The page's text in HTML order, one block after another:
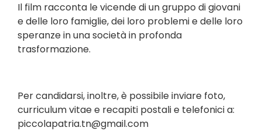
Il film racconta le vicende di un gruppo di giovani
e delle loro famiglie, dei loro problemi e delle loro
speranze in una società in profonda
trasformazione.
Per candidarsi, inoltre, è possibile inviare foto,
curriculum vitae e recapiti postali e telefonici a:
piccolapatria.tn@gmail.com